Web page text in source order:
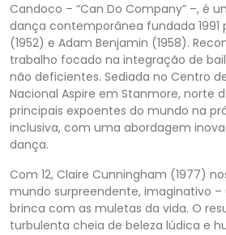
Candoco – “Can Do Company” –, é
dança contemporânea fundada 1991
(1952) e Adam Benjamin (1958).
trabalho focado na integração de
não deficientes. Sediada no Centro
Nacional Aspire em Stanmore, norte
principais expoentes do mundo na
inclusiva, com uma abordagem
dança.
Com 12, Claire Cunningham (1977)
mundo surpreendente, imaginativo
brinca com as muletas da vida. O
turbulenta cheia de beleza lúdica e